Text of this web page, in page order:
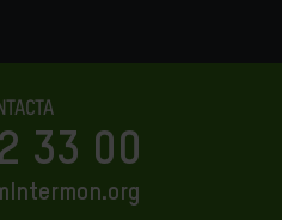
33 00